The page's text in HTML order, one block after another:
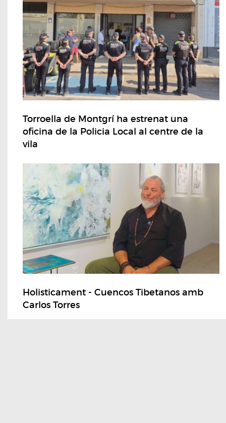
Torroella de Montgrí ha estrenat una
oficina de la Policia Local al centre de la
vila
Holisticament - Cuencos Tibetanos amb
Carlos Torres